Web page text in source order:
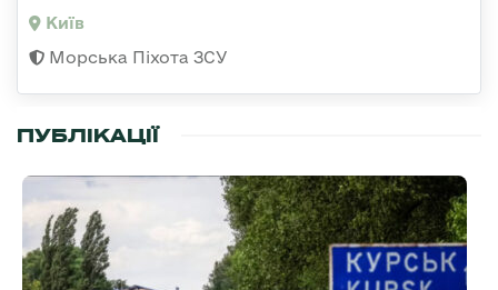
Київ
Морська Піхота ЗСУ
ПУБЛІКАЦІЇ